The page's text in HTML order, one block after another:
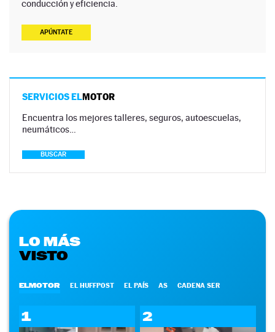
conducción y eficiencia.
APÚNTATE
SERVICIOS ELMOTOR
Encuentra los mejores talleres, seguros, autoescuelas,
neumáticos…
BUSCAR
LO MÁS
VISTO
ELMOTOR EL HUFFPOST EL PAÍS AS CADENA SER
1 2